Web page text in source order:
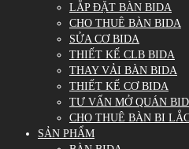
LẮP ĐẶT BÀN BIDA
CHO THUÊ BÀN BIDA
SỬA CƠ BIDA
THIẾT KẾ CLB BIDA
THAY VẢI BÀN BIDA
THIẾT KẾ CƠ BIDA
TƯ VẤN MỞ QUÁN
CHO THUÊ BÀN BI
SẢN PHẨM